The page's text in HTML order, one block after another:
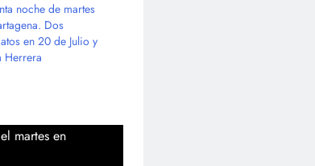
noche de martes
Dos
en 20 de Julio y
Herrera
martes en